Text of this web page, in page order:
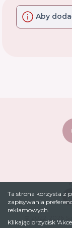
Ta strona korzysta z
zapisywania
reklamowych.
Klikając przycisk
Aby